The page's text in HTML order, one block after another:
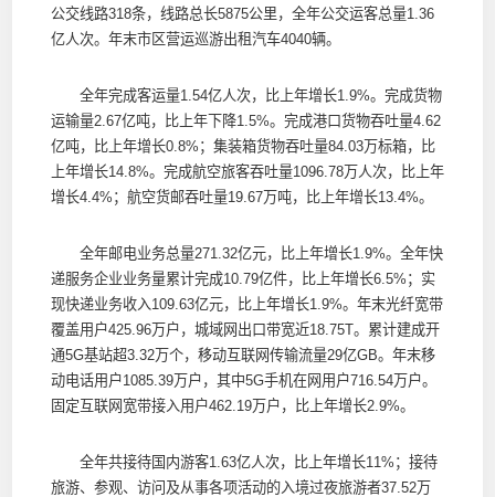
公交线路318条，线路总长5875公里，全年公交运客总量1.36
亿人次。年末市区营运巡游出租汽车4040辆。
全年完成客运量1.54亿人次，比上年增长1.9%。完成货物
运输量2.67亿吨，比上年下降1.5%。完成港口货物吞吐量4.62
亿吨，比上年增长0.8%；集装箱货物吞吐量84.03万标箱，比
上年增长14.8%。完成航空旅客吞吐量1096.78万人次，比上年
增长4.4%；航空货邮吞吐量19.67万吨，比上年增长13.4%。
全年邮电业务总量271.32亿元，比上年增长1.9%。全年快
递服务企业业务量累计完成10.79亿件，比上年增长6.5%；实
现快递业务收入109.63亿元，比上年增长1.9%。年末光纤宽带
覆盖用户425.96万户，城域网出口带宽近18.75T。累计建成开
通5G基站超3.32万个，移动互联网传输流量29亿GB。年末移
动电话用户1085.39万户，其中5G手机在网用户716.54万户。
固定互联网宽带接入用户462.19万户，比上年增长2.9%。
全年共接待国内游客1.63亿人次，比上年增长11%；接待
旅游、参观、访问及从事各项活动的入境过夜旅游者37.52万